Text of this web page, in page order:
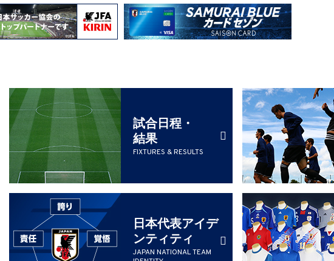
試合日程・
結果
FIXTURES & RESULTS
日本代表アイデ
ンティティ
JAPAN NATIONAL TEAM